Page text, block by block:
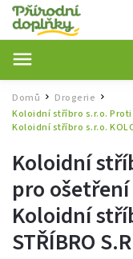
Domů / Drogerie /
Koloidní stříbro s.r.o.
Koloidní stříbro s.r.o.
Koloidní
pro
Koloidní
STŘÍBRO